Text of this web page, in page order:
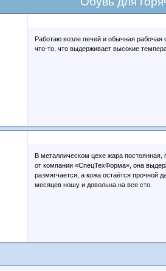
Работаю возле печей и обычная рабочая
что-то, что выдерживает высокие
В металлическом цехе жара постоянная,
от компании «СпецТехФорма», она
размягчается, а кожа остаётся прочной
месяцев ношу и довольна на все сто.